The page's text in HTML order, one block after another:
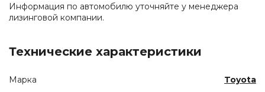
Информация по автомобилю уточняйте у менеджера
лизинговой компании.
Технические характеристики
Марка Toyota